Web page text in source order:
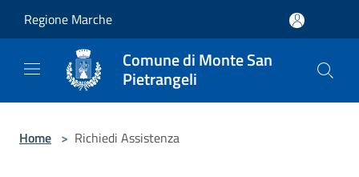
Regione Marche
Comune di Monte San
Pietrangeli
Home > Richiedi Assistenza